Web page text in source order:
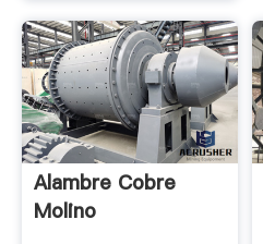
Alambre Cobre
Molino